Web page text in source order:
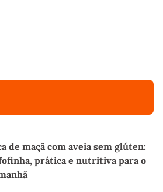
de maçã com aveia sem glúten:
prática e nutritiva para o